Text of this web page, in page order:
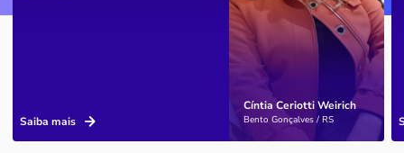
Cíntia Ceriotti Weirich
Bento Gonçalves / RS
Saiba mais